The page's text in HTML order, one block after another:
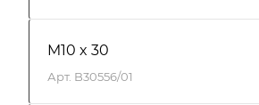
M10 x 30
Арт. B30556/01